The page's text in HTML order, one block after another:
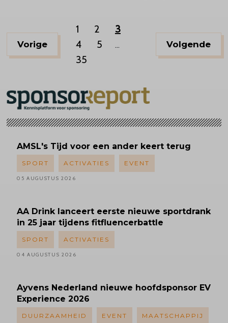
Vorige
1 2
3
4
5 ...
35
Volgende
AMSL's Tijd voor een ander keert terug
SPORT ACTIVATIES EVENT
05 AUGUSTUS 2026
AA Drink lanceert eerste nieuwe sportdrank
in 25 jaar tijdens fitfluencerbattle
SPORT ACTIVATIES
04 AUGUSTUS 2026
Ayvens Nederland nieuwe hoofdsponsor EV
Experience 2026
DUURZAAMHEID EVENT MAATSCHAPPIJ